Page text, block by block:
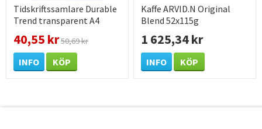
Tidskriftssamlare Durable
Trend transparent A4
40,55 kr50,69 kr
INFO KÖP
Kaffe ARVID.N Original
Blend 52x115g
1 625,34 kr
INFO KÖP